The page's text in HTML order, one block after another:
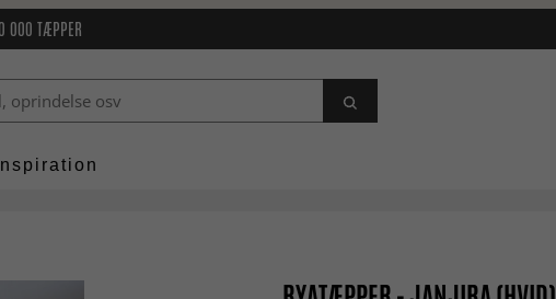
000 TÆPPER
Inspiration